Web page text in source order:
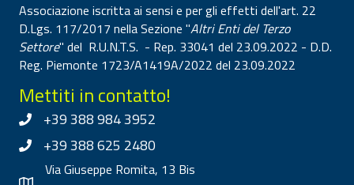
Associazione iscritta ai sensi e per gli effetti dell'art. 22
D.Lgs. 117/2017 nella Sezione "Altri Enti del Terzo
Settore" del R.U.N.T.S. - Rep. 33041 del 23.09.2022 - D.D.
Reg. Piemonte 1723/A1419A/2022 del 23.09.2022
Mettiti in contatto!
+39 388 984 3952
+39 388 625 2480
Via Giuseppe Romita, 13 Bis